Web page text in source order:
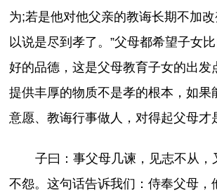
为;若是他对他父亲的教诲长期不加
以说是尽到孝了。”父母都希望子女
好的品德，这是父母教育子女的出发
提供丰厚的物质不是孝的根本，如果
意愿、教诲行事做人，对得起父母才
子曰：事父母几谏，见志不从，
不怨。这句话告诉我们：侍奉父母，